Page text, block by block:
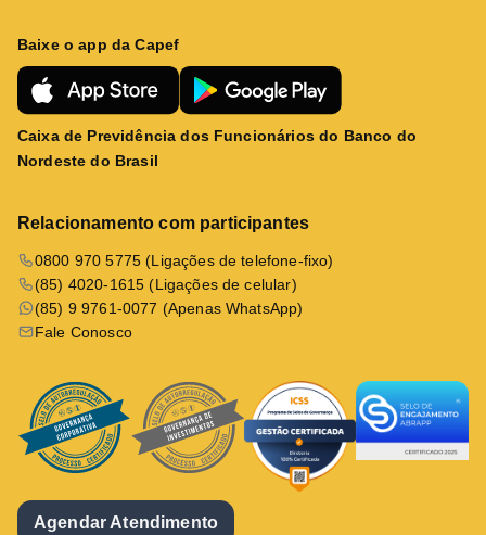
Baixe o app da Capef
Caixa de Previdência dos Funcionários do Banco do
Nordeste do Brasil
Relacionamento com participantes
0800 970 5775 (Ligações de telefone-fixo)
(85) 4020-1615 (Ligações de celular)
(85) 9 9761-0077 (Apenas WhatsApp)
Fale Conosco
Agendar Atendimento